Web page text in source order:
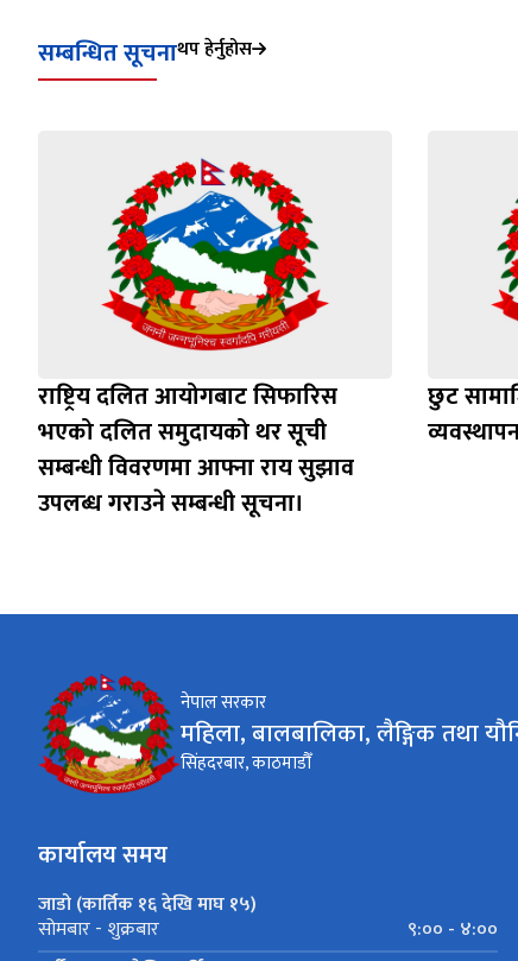
सम्बन्धित सूचनाथप हेर्नुहोस
राष्ट्रिय दलित आयोगबाट सिफारिस
भएको दलित समुदायको थर सूची
सम्बन्धी विवरणमा आफ्ना राय सुझाव
उपलब्ध गराउने सम्बन्धी सूचना।
छुट
नेपाल सरकार
महिला, बालबालिका, लैङ्गिक तथा
सिंहदरबार, काठमाडौँ
कार्यालय समय
जाडो (कार्तिक १६ देखि माघ १५)
सोमबार - शुक्रबार
९:०० - ४:००